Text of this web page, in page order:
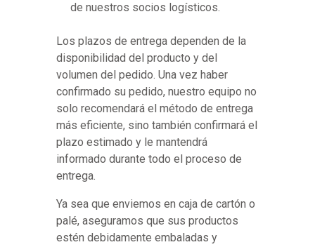
de nuestros socios logísticos.
Los plazos de entrega dependen de la
disponibilidad del producto y del
volumen del pedido. Una vez haber
confirmado su pedido, nuestro equipo no
solo recomendará el método de entrega
más eficiente, sino también confirmará el
plazo estimado y le mantendrá
informado durante todo el proceso de
entrega.
Ya sea que enviemos en caja de cartón o
palé, aseguramos que sus productos
estén debidamente embaladas y